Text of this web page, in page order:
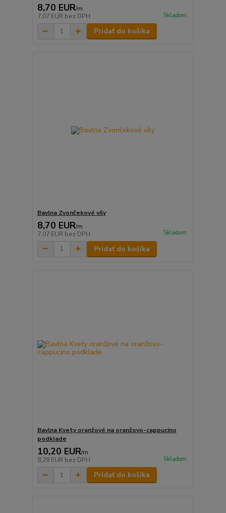
8,70 EUR/m
7,07 EUR bez DPH Skladom
Pridať do košíka
Bavlna Zvončekové víly
8,70 EUR/m
7,07 EUR bez DPH Skladom
Pridať do košíka
Bavlna Kvety oranžové na oranžovo-cappucino
podklade
10,20 EUR/m
8,29 EUR bez DPH Skladom
Pridať do košíka